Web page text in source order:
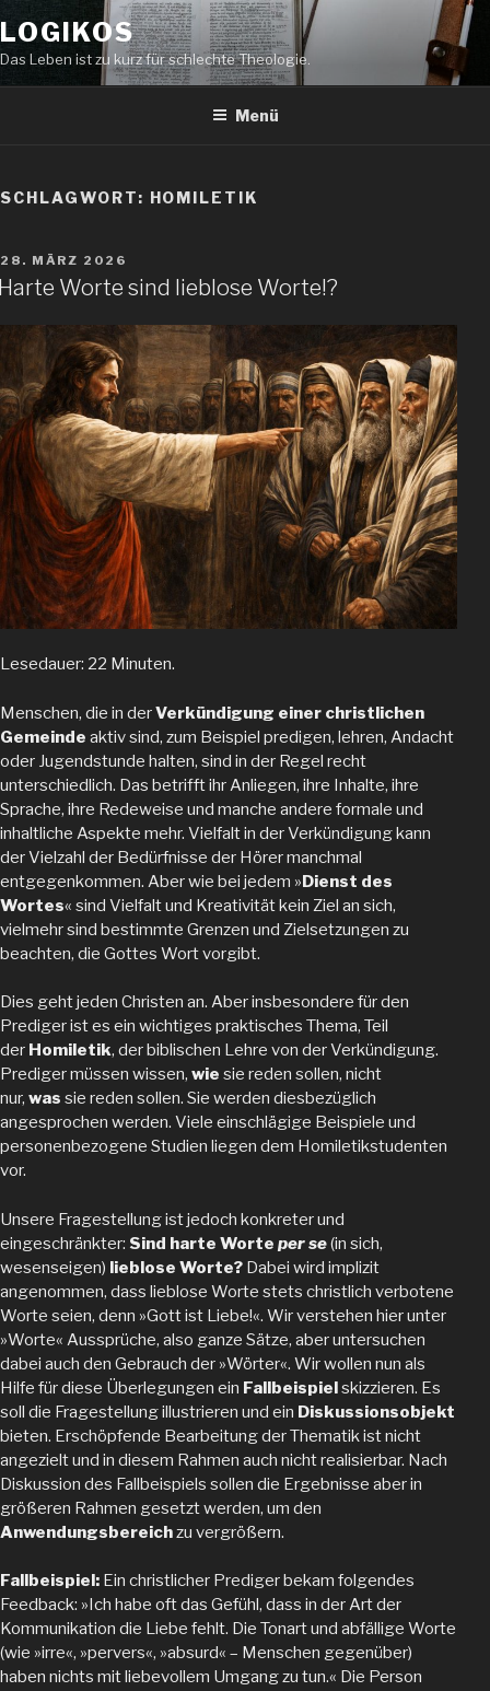
Inhalt
springen
LOGIKOS
Das Leben ist zu kurz für schlechte Theologie.
Menü
SCHLAGWORT: HOMILETIK
VERÖFFENTLICHT
AM
28. MÄRZ 2026
Worte sind lieblose Worte!?
Lesedauer: 22 Minuten.
Menschen, die in derVerkündigung einer christlichen
Gemeinde aktiv sind, zum Beispiel predigen, lehren, Andacht
oder Jugendstunde halten, sind in der Regel recht
unterschiedlich. Das betrifft ihr Anliegen, ihre Inhalte, ihre
Sprache, ihre Redeweise und manche andere formale und
inhaltliche Aspekte mehr. Vielfalt in der Verkündigung kann
der Vielzahl der Bedürfnisse der Hörer manchmal
entgegenkommen. Aber wie bei jedem »Dienst des
Wortes« sind Vielfalt und Kreativität kein Ziel an sich,
vielmehr sind bestimmte Grenzen und Zielsetzungen zu
beachten, die Gottes Wort vorgibt.
Dies geht jeden Christen an. Aber insbesondere für den
Prediger ist es ein wichtiges praktisches Thema, Teil
der Homiletik, der biblischen Lehre von der Verkündigung.
Prediger müssen wissen, wie sie reden sollen, nicht
nur, was sie reden sollen. Sie werden diesbezüglich
angesprochen werden. Viele einschlägige Beispiele und
personenbezogene Studien liegen dem Homiletikstudenten
vor.
Unsere Fragestellung ist jedoch konkreter und
eingeschränkter: Sind harte Worte per se(in sich,
wesenseigen) lieblose Worte? Dabei wird implizit
angenommen, dass lieblose Worte stets christlich verbotene
Worte seien, denn »Gott ist Liebe!«. Wir verstehen hier unter
»Worte« Aussprüche, also ganze Sätze, aber untersuchen
dabei auch den Gebrauch der »Wörter«. Wir wollen nun als
Hilfe für diese Überlegungen ein Fallbeispielskizzieren. Es
soll die Fragestellung illustrieren und ein Diskussionsobjekt
bieten. Erschöpfende Bearbeitung der Thematik ist nicht
angezielt und in diesem Rahmen auch nicht realisierbar. Nach
Diskussion des Fallbeispiels sollen die Ergebnisse aber in
größeren Rahmen gesetzt werden, um den
Anwendungsbereichzu vergrößern.
Fallbeispiel: Ein christlicher Prediger bekam folgendes
Feedback: »Ich habe oft das Gefühl, dass in der Art der
Kommunikation die Liebe fehlt. Die Tonart und abfällige Worte
(wie »irre«, »pervers«, »absurd« – Menschen gegenüber)
haben nichts mit liebevollem Umgang zu tun.« Die Person